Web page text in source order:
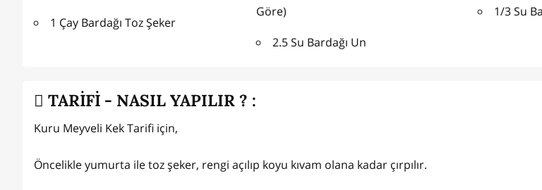
1 Çay Bardağı Toz Şeker
Göre)
2.5 Su Bardağı Un
1/3
TARİFİ - NASIL YAPILIR ? :
Kuru Meyveli Kek Tarifi için,
Öncelikle yumurta ile toz şeker, rengi açılıp koyu kıvam olana kadar çırpılır.